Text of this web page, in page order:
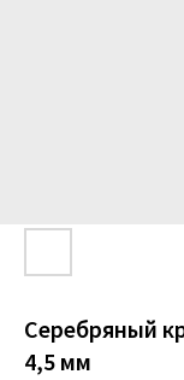
Серебряный
4,5 мм